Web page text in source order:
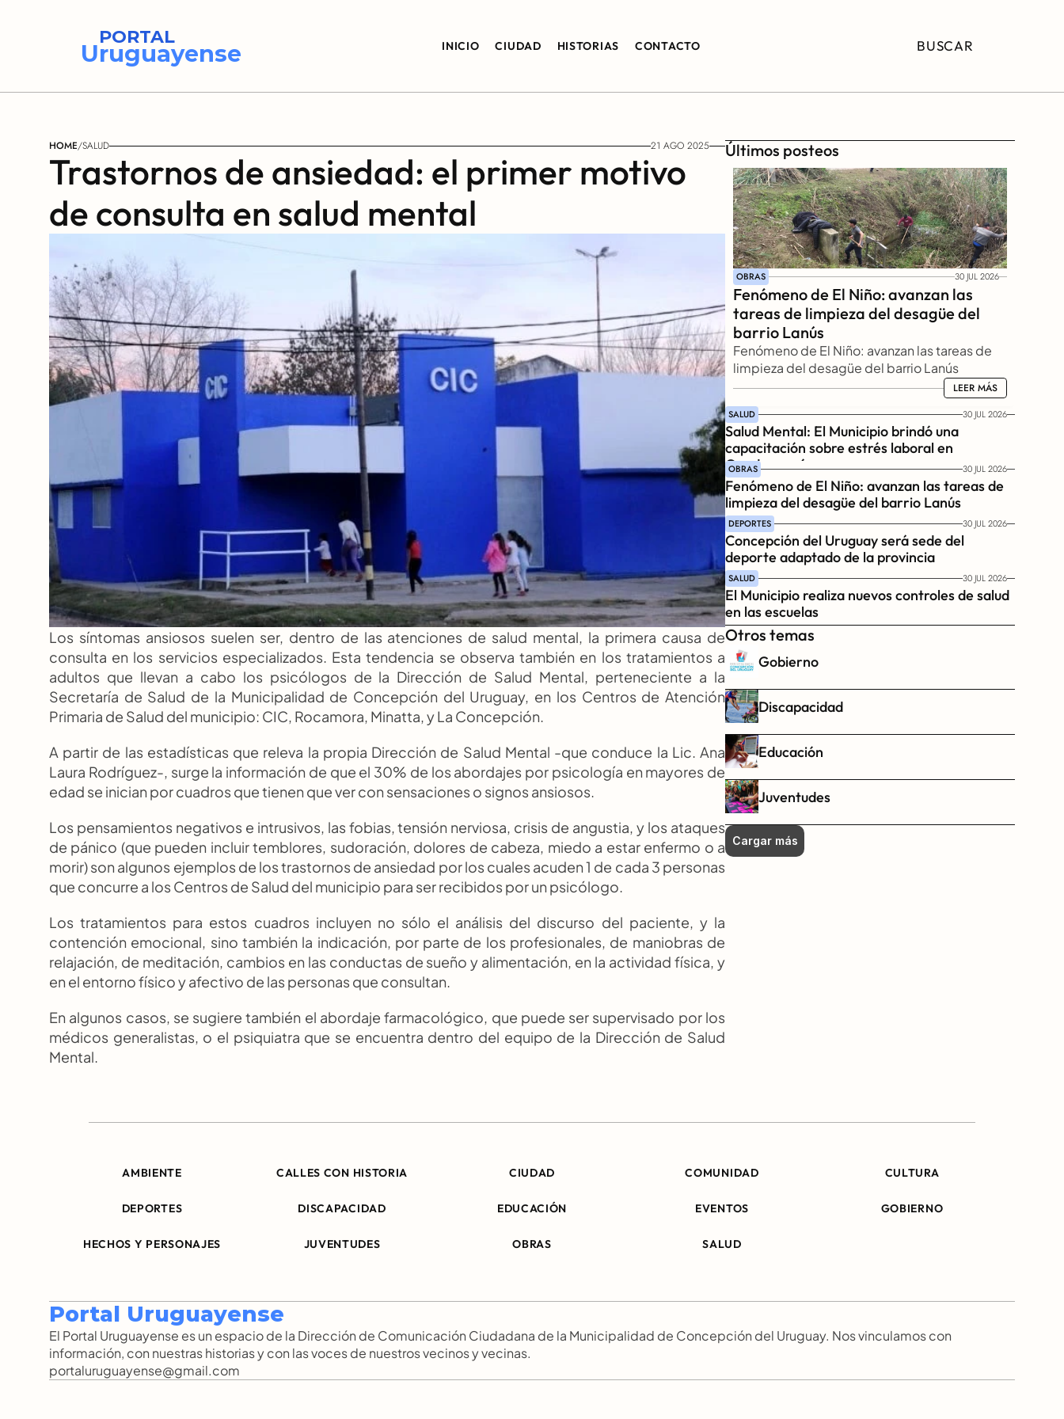
PORTAL
Uruguayense INICIO CIUDAD HISTORIAS CONTACTO BUSCAR
HOME/SALUD 21 AGO 2025
Trastornos de ansiedad: el primer motivo
de consulta en salud mental
Los síntomas ansiosos suelen ser, dentro de las atenciones de salud mental, la primera causa de
consulta en los servicios especializados. Esta tendencia se observa también en los tratamientos a
adultos que llevan a cabo los psicólogos de la Dirección de Salud Mental, perteneciente a la
Secretaría de Salud de la Municipalidad de Concepción del Uruguay, en los Centros de Atención
Primaria de Salud del municipio: CIC, Rocamora, Minatta, y La Concepción.
A partir de las estadísticas que releva la propia Dirección de Salud Mental -que conduce la Lic. Ana
Laura Rodríguez-, surge la información de que el 30% de los abordajes por psicología en mayores de
edad se inician por cuadros que tienen que ver con sensaciones o signos ansiosos.
Los pensamientos negativos e intrusivos, las fobias, tensión nerviosa, crisis de angustia, y los ataques
de pánico (que pueden incluir temblores, sudoración, dolores de cabeza, miedo a estar enfermo o a
morir) son algunos ejemplos de los trastornos de ansiedad por los cuales acuden 1 de cada 3 personas
que concurre a los Centros de Salud del municipio para ser recibidos por un psicólogo.
Los tratamientos para estos cuadros incluyen no sólo el análisis del discurso del paciente, y la
contención emocional, sino también la indicación, por parte de los profesionales, de maniobras de
relajación, de meditación, cambios en las conductas de sueño y alimentación, en la actividad física, y
en el entorno físico y afectivo de las personas que consultan.
En algunos casos, se sugiere también el abordaje farmacológico, que puede ser supervisado por los
médicos generalistas, o el psiquiatra que se encuentra dentro del equipo de la Dirección de Salud
Mental.
Últimos posteos
OBRAS 30 JUL 2026
Fenómeno de El Niño: avanzan las
tareas de limpieza del desagüe del
barrio Lanús
Fenómeno de El Niño: avanzan las tareas de
limpieza del desagüe del barrio Lanús
LEER MÁS
LEER MÁS
SALUD 30 JUL 2026
Salud Mental: El Municipio brindó una
capacitación sobre estrés laboral en
Gendarmería
OBRAS 30 JUL 2026
Fenómeno de El Niño: avanzan las tareas de
limpieza del desagüe del barrio Lanús
DEPORTES 30 JUL 2026
Concepción del Uruguay será sede del
deporte adaptado de la provincia
SALUD 30 JUL 2026
El Municipio realiza nuevos controles de salud
en las escuelas
Otros temas
Gobierno
Discapacidad
Educación
Juventudes
Cargar más
AMBIENTE CALLES CON HISTORIA CIUDAD COMUNIDAD CULTURA
DEPORTES DISCAPACIDAD EDUCACIÓN EVENTOS GOBIERNO
HECHOS Y PERSONAJES JUVENTUDES OBRAS SALUD
Portal Uruguayense
El Portal Uruguayense es un espacio de la Dirección de Comunicación Ciudadana de la Municipalidad de Concepción del Uruguay. Nos vinculamos con
información, con nuestras historias y con las voces de nuestros vecinos y vecinas.
portaluruguayense@gmail.com